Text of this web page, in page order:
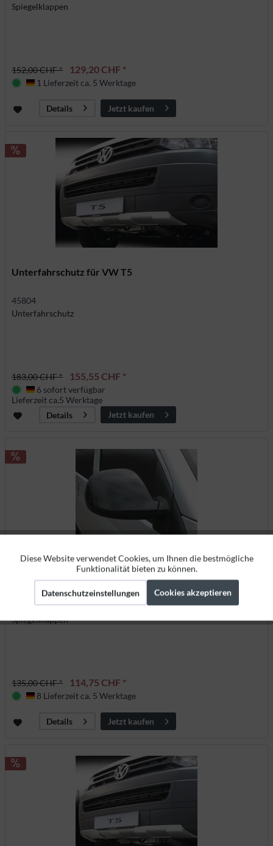
Spiegelklappen
152,00 CHF * 129,20 CHF *
Deutschland
1 Lieferzeit ca. 5 Werktage
Details Jetzt kaufen
Unterfahrschutz für VW T5
45804
Unterfahrschutz
183,00 CHF * 155,55 CHF *
Deutschland
6 sofort verfügbar
Lieferzeit ca.5 Werktage
Details
Jetzt kaufen
Spiegelklappe Carbon Look für VW T5
45801
Spiegelklappen
135,00 CHF * 114,75 CHF *
Deutschland
8 Lieferzeit ca. 5 Werktage
Details Jetzt kaufen
Funktionale Aktiv
Marketing Aktiv
Diese Website verwendet Cookies, um Ihnen die bestmögliche
Funktionalität bieten zu können.
Datenschutzeinstellungen Cookies akzeptieren